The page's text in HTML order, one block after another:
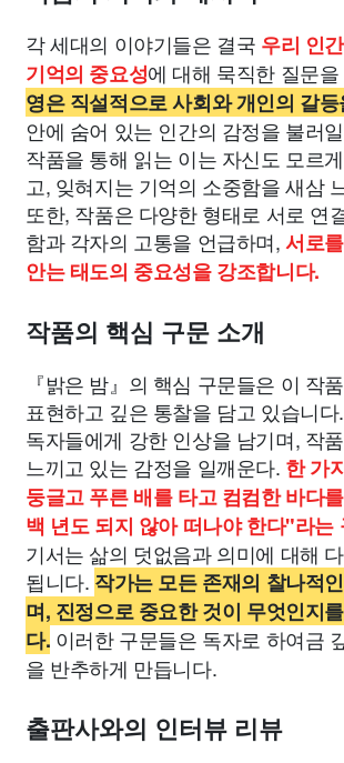
각 세대의 이야기들은 결국 우리 인
기억의 중요성에 대해 묵직한 질문
영은 직설적으로 사회와 개인의 갈
안에 숨어 있는 인간의 감정을 불러
작품을 통해 읽는 이는 자신도 모르
고, 잊혀지는 기억의 소중함을 새삼
또한, 작품은 다양한 형태로 서로 연
함과 각자의 고통을 언급하며,서로
안는 태도의 중요성을 강조합니다.
작품의 핵심 구문 소개
『밝은 밤』의 핵심 구문들은 이 작
표현하고 깊은 통찰을 담고 있습니
독자들에게 강한 인상을 남기며, 작
느끼고 있는 감정을 일깨운다. 한 가
둥글고 푸른 배를 타고 컴컴한 바다
백 년도 되지 않아 떠나야 한다"라는
기서는 삶의 덧없음과 의미에 대해
됩니다. 작가는 모든 존재의 찰나적
며, 진정으로 중요한 것이 무엇인지
다. 이러한 구문들은 독자로 하여금
을 반추하게 만듭니다.
출판사와의 인터뷰 리뷰